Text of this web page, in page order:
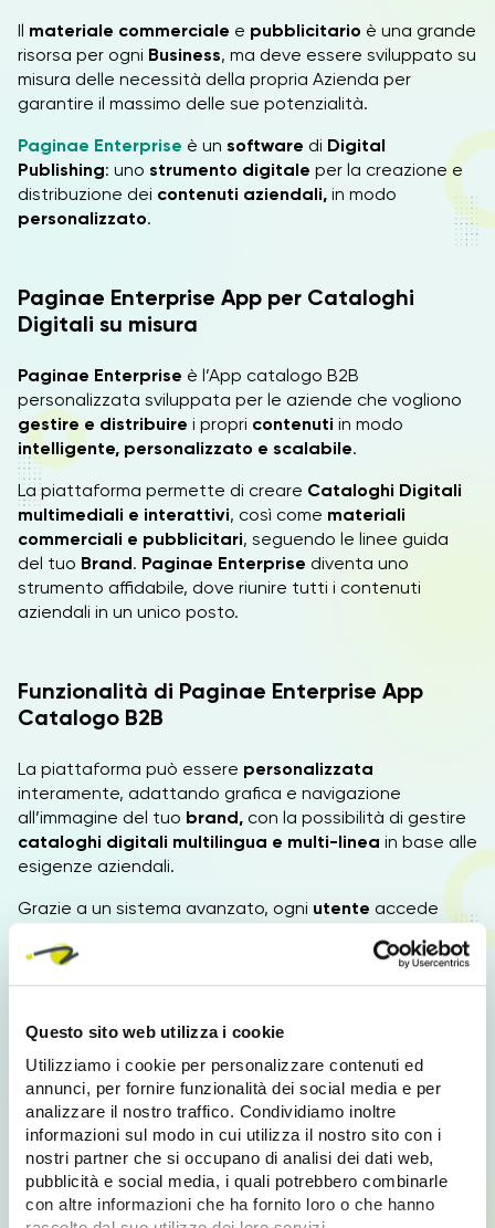
Questo sito web utilizza i cookie
Utilizziamo i cookie per personalizzare contenuti ed
annunci, per fornire funzionalità dei social media e per
analizzare il nostro traffico. Condividiamo inoltre
informazioni sul modo in cui utilizza il nostro sito con i
nostri partner che si occupano di analisi dei dati web,
pubblicità e social media, i quali potrebbero combinarle
con altre informazioni che ha fornito loro o che hanno
Il materiale commerciale e pubblicitario è una grande
risorsa per ogni Business, ma deve essere sviluppato su
misura delle necessità della propria Azienda per
garantire il massimo delle sue potenzialità.
Paginae Enterprise è un software di Digital
Publishing: uno strumento digitale per la creazione e
distribuzione dei contenuti aziendali, in modo
personalizzato.
Paginae Enterprise App per Cataloghi
Digitali su misura
Paginae Enterprise è l’App catalogo B2B
personalizzata sviluppata per le aziende che vogliono
gestire e distribuire i propri contenuti in modo
intelligente, personalizzato e scalabile.
La piattaforma permette di creare Cataloghi Digitali
multimediali e interattivi, così come materiali
commerciali e pubblicitari, seguendo le linee guida
del tuo Brand. Paginae Enterprise diventa uno
strumento affidabile, dove riunire tutti i contenuti
aziendali in un unico posto.
Funzionalità di Paginae Enterprise App
Catalogo B2B
La piattaforma può essere personalizzata
interamente, adattando grafica e navigazione
all’immagine del tuo brand, con la possibilità di gestire
cataloghi digitali multilingua e multi-linea in base alle
esigenze aziendali.
Grazie a un sistema avanzato, ogni utente accede
multimediali
a lui assegnati, garantendo una
comunicazione mirata.
Il software
Paginae Enterprise
centralizzazione
commerciali in un unico punto, fruibili anche via
browser grazie allo sfogliatore web,integrabile con il
tuo sito.
In questo modo, avrai a disposizione un’edicola
digitale commercialecompleta e strutturata,
riducendo drasticamentecosti di stampae i tempi